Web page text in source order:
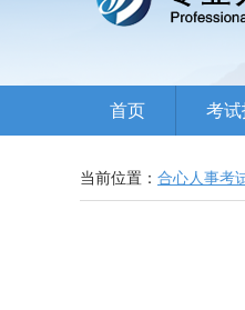
首页 考试
当前位置： 合心人事考